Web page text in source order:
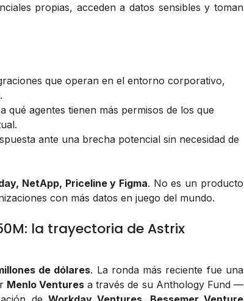
propias, acceden a datos sensibles y toman
que operan en el entorno corporativo,
qué agentes tienen más permisos de los que
ante una brecha potencial sin necesidad de
NetApp, Priceline y Figma. No es un producto
con más datos en juego del mundo.
la trayectoria de Astrix
de dólares. La ronda más reciente fue una
Menlo Ventures a través de su Anthology Fund —